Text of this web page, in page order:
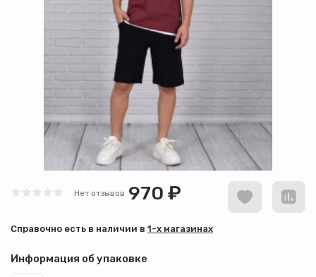
Нет отзывов 970 ₽
Cправочно есть в наличии в 1-х магазинах
Информация об упаковке